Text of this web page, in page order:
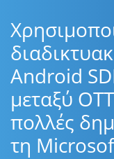
Android
μεταξύ
πολλές
τη